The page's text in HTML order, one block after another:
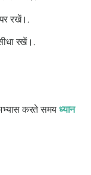
रखें।.
रखें।.
करते समय ध्यान